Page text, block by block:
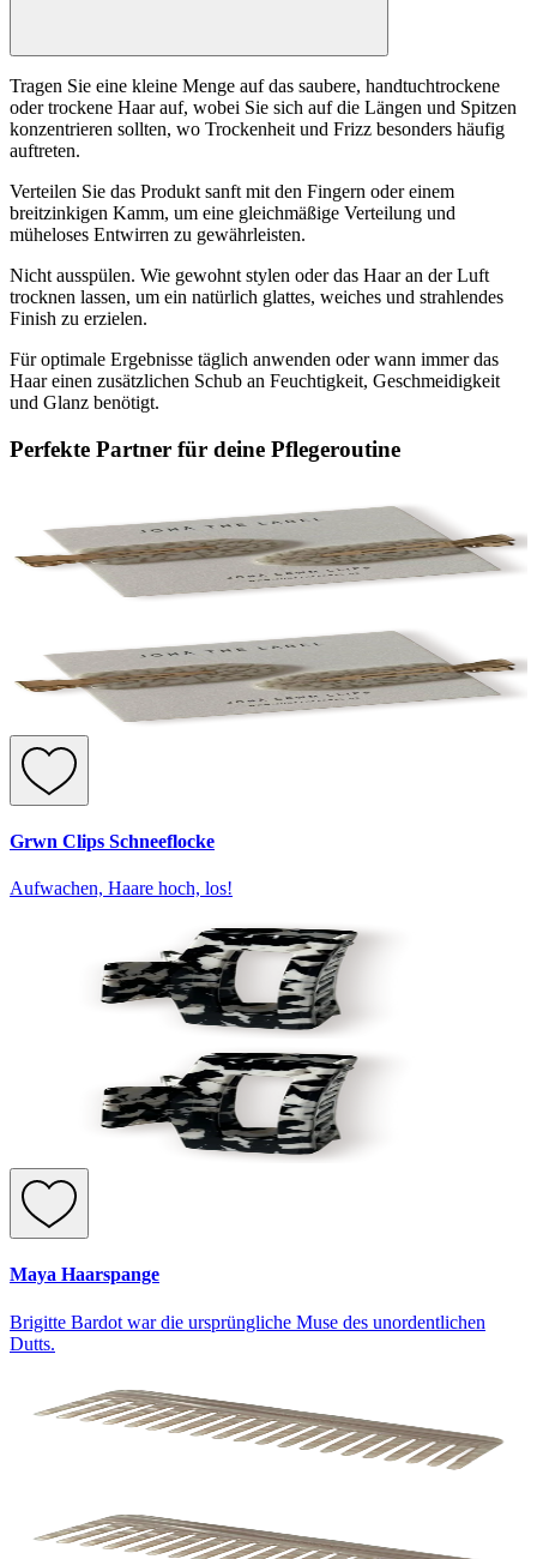
Tragen Sie eine kleine Menge auf das saubere, handtuchtrockene
oder trockene Haar auf, wobei Sie sich auf die Längen und Spitzen
konzentrieren sollten, wo Trockenheit und Frizz besonders häufig
auftreten.
Verteilen Sie das Produkt sanft mit den Fingern oder einem
breitzinkigen Kamm, um eine gleichmäßige Verteilung und
müheloses Entwirren zu gewährleisten.
Nicht ausspülen. Wie gewohnt stylen oder das Haar an der Luft
trocknen lassen, um ein natürlich glattes, weiches und strahlendes
Finish zu erzielen.
Für optimale Ergebnisse täglich anwenden oder wann immer das
Haar einen zusätzlichen Schub an Feuchtigkeit, Geschmeidigkeit
und Glanz benötigt.
Perfekte Partner für deine Pflegeroutine
Grwn Clips Schneeflocke
Aufwachen, Haare hoch, los!
Maya Haarspange
Brigitte Bardot war die ursprüngliche Muse des unordentlichen
Dutts.